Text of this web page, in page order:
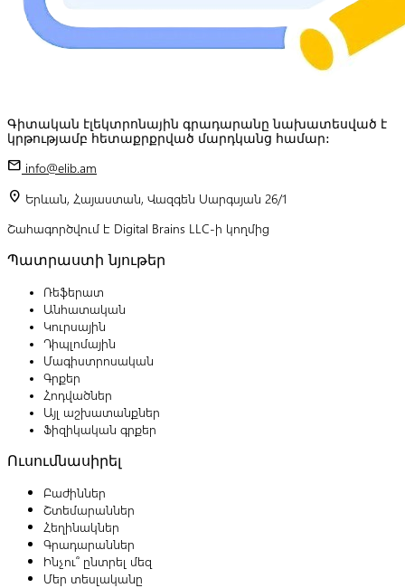
Գիտական էլեկտրոնային գրադարանը նախատեսված է
կրթությամբ հետաքրքրված մարդկանց համար:
mail info@elib.am
location_on Երևան, Հայաստան, Վազգեն Սարգսյան 26/1
Շահագործվում է Digital Brains LLC-ի կողմից
Պատրաստի նյութեր
Ռեֆերատ
Անհատական
Կուրսային
Դիպլոմային
Մագիստրոսական
Գրքեր
Հոդվածներ
Այլ աշխատանքներ
Ֆիզիկական գրքեր
Ուսումնասիրել
Բաժիններ
Շտեմարաններ
Հեղինակներ
Գրադարաններ
Ինչու՞ ընտրել մեզ
Մեր տեսլականը